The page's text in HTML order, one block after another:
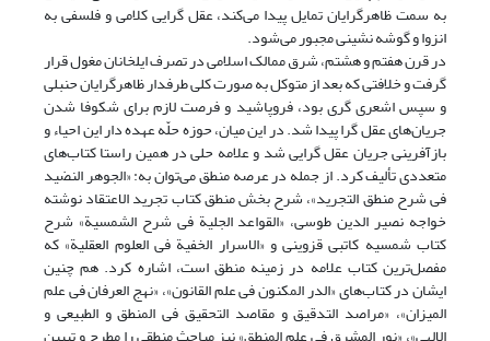
به سمت ظاهرگرایان تمایل پیدا می‌کند، عقل گرایی کلامی و فلسفی به
انزوا و گوشه نشینی مجبور می‌شود.
در قرن هفتم و هشتم، شرق ممالک اسلامی در تصرف ایلخانان مغول قرار
گرفت و خلافتی که بعد از متوکل به صورت کلی طرفدار ظاهرگرایان حنبلی
و سپس اشعری گری بود، فروپاشید و فرصت لازم برای شکوفا شدن
جریان‌های عقل گرا پیدا شد. در این میان، حوزه حلّه عهده دار این احیاء و
بازآفرینی جریان عقل گرایی شد و علامه حلی در همین راستا کتاب‌های
متعددی تألیف کرد. از جمله در عرصه منطق می‌توان به: «الجوهر النضید
فی شرح منطق التجرید»، شرح بخش منطق کتاب تجرید الاعتقاد نوشته
خواجه نصیر الدین طوسی، «القواعد الجلیة فی شرح الشمسیة» شرح
کتاب شمسیه کاتبی قزوینی و «الاسرار الخفیة فی العلوم العقلیة» که
مفصل‌ترین کتاب علامه در زمینه منطق است، اشاره کرد. هم چنین
ایشان در کتاب‌های «الدر المکنون فی علم القانون»، «نهج العرفان فی علم
المیزان»، «مراصد التدقیق و مقاصد التحقیق فی المنطق و الطبیعی و